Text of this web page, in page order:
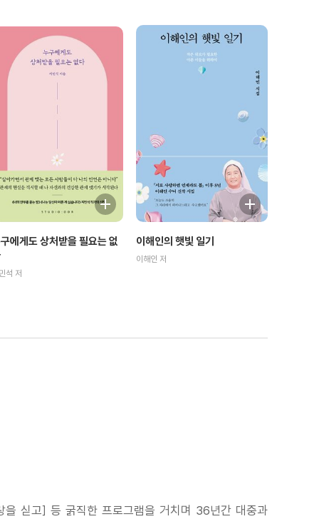
에게도 상처받을 필요는 없
석 저
이해인의 햇빛 일기
이해인 저
싣고] 등 굵직한 프로그램을 거치며 36년간 대중과